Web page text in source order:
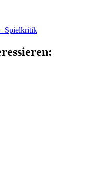
Spielkritik